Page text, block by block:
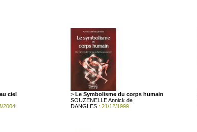
ciel
2004
> Le Symbolisme du corps humain
SOUZENELLE Annick de
DANGLES : 21/12/1999